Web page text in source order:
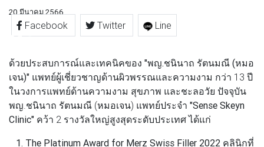
20 มีนาคม 2566
Facebook Twitter Line
ด้วยประสบการณ์และเทคนิคของ "พญ.ชนินาถ รัตนมณี (หมอ
เจน)" แพทย์ผู้เชี่ยวชาญด้านผิวพรรณและความงาม กว่า 13 ปี
ในวงการแพทย์ด้านความงาม สุขภาพ และชะลอวัย ปัจจุบัน
พญ.ชนินาถ รัตนมณี (หมอเจน) แพทย์ประจำ "Sense Skeyn
Clinic" คว้า 2 รางวัลใหญ่สูงสุดระดับประเทศ ได้แก่
1. The Platinum Award for Merz Swiss Filler 2022 คลินิกที่